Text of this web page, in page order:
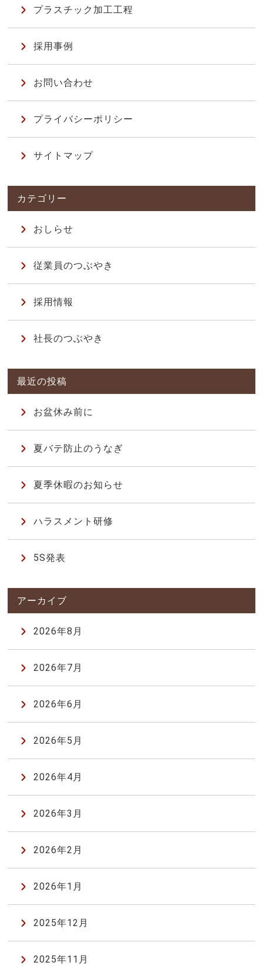
プラスチック加工工程
採用事例
お問い合わせ
プライバシーポリシー
サイトマップ
おしらせ
従業員のつぶやき
採用情報
社長のつぶやき
お盆休み前に
夏バテ防止のうなぎ
夏季休暇のお知らせ
ハラスメント研修
5S発表
2026年8月
2026年7月
2026年6月
2026年5月
2026年4月
2026年3月
2026年2月
2026年1月
2025年12月
2025年11月